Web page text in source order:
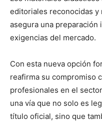
editoriales reconocidas
asegura una preparación
exigencias del mercado.
Con esta nueva opción
reafirma su compromiso
profesionales en el
una vía que no solo es
título oficial, sino que